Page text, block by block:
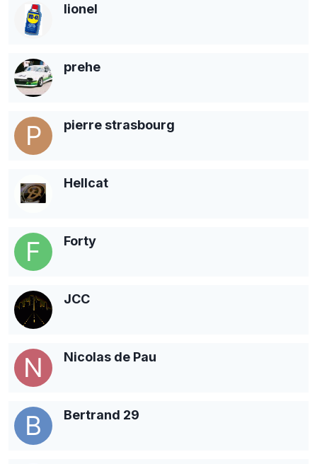
lionel
prehe
pierre strasbourg
Hellcat
Forty
JCC
Nicolas de Pau
Bertrand 29